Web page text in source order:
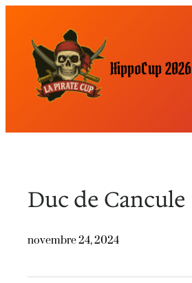
HippoCup 2026
Duc de Cancule
novembre 24, 2024